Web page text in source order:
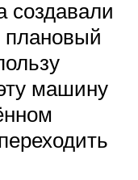
создавали
плановый
машину